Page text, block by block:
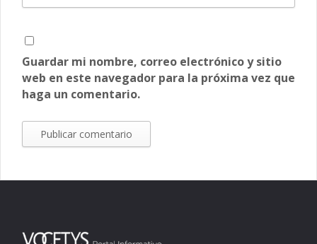
Guardar mi nombre, correo electrónico y sitio
web en este navegador para la próxima vez que
haga un comentario.